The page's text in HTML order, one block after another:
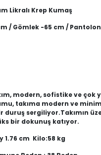
Likralı Krep Kumaş
/ Gömlek -65 cm /
modern, sofistike ve
takıma modern ve
duruş sergiliyor.Takımın
bir dokunuş katıyor.
1.76 cm Kilo:58 kg